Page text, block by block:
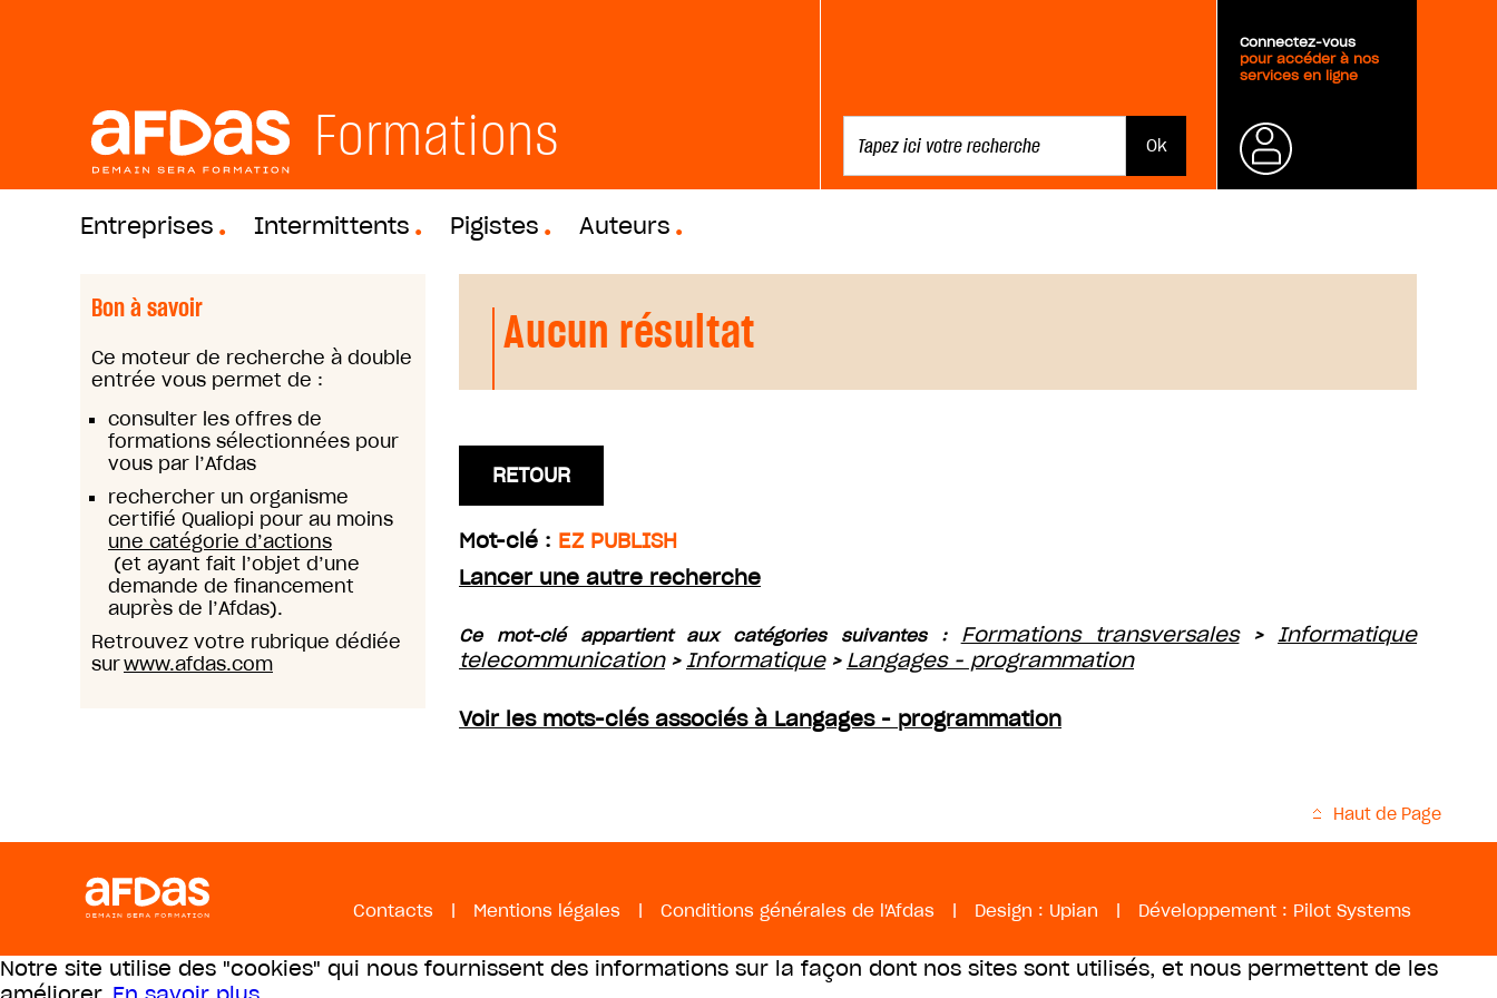
Formations
Connectez-vous
pour accéder à nos
services en ligne
Entreprises Intermittents Pigistes Auteurs
Bon à savoir
Ce moteur de recherche à double
entrée vous permet de :
consulter les offres de
formations sélectionnées pour
vous par l’Afdas
rechercher un organisme
certifié Qualiopi pour au moins
une catégorie d’actions
(et ayant fait l’objet d’une
demande de financement
auprès de l’Afdas).
Retrouvez votre rubrique dédiée
surwww.afdas.com
Aucun résultat
RETOUR
Mot-clé : EZ PUBLISH
Lancer une autre recherche
Ce mot-clé appartient aux catégories suivantes : Formations transversales> Informatique
telecommunication> Informatique> Langages - programmation
Voir les mots-clés associés à Langages - programmation
Haut de Page
Contacts | Mentions légales | Conditions générales de l'Afdas | Design : Upian | Développement : Pilot Systems
Notre site utilise des "cookies" qui nous fournissent des informations sur la façon dont nos sites sont utilisés, et nous permettent de les